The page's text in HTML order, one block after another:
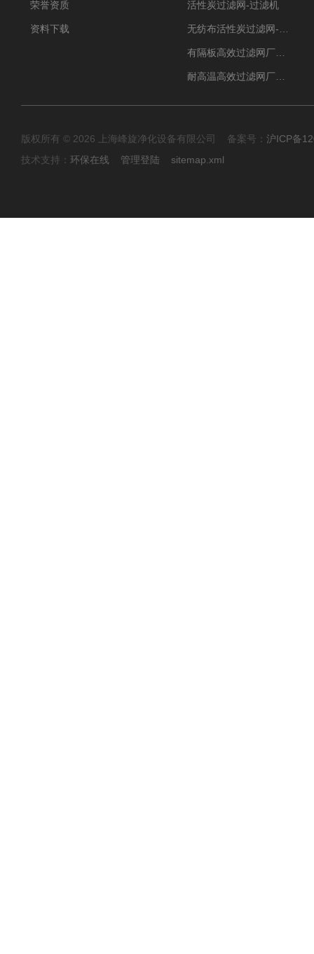
荣誉资质
资料下载
活性炭过滤网-过滤机
版权所有 © 2026 上海峰旋净化设备有限公司 备案号： 沪ICP备
技术支持： 环保在线 管理登陆 sitemap.xml